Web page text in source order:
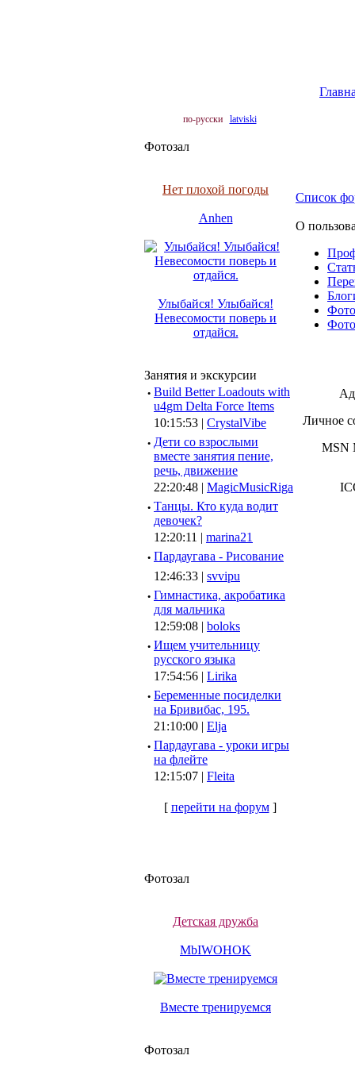
по-русски latviski
Фотозал
Нет плохой погоды
Anhen
Улыбайся! Улыбайся!
Невесомости поверь и
отдайся.
Занятия и экскурсии
· Build Better Loadouts with
u4gm Delta Force Items
10:15:53 | CrystalVibe
· Дети со взрослыми
вместе занятия пение,
речь, движение
22:20:48 | MagicMusicRiga
· Танцы. Кто куда водит
девочек?
12:20:11 | marina21
· Пардаугава - Рисование
12:46:33 | svvipu
· Гимнастика, акробатика
для мальчика
12:59:08 | boloks
· Ищем учительницу
русского языка
17:54:56 | Lirika
· Беременные посиделки
на Бривибас, 195.
21:10:00 | Elja
· Пардаугава - уроки игры
на флейте
12:15:07 | Fleita
[ перейти на форум]
Фотозал
Детская дружба
MbIWOHOK
Вместе тренируемся
Фотозал
Список
О
Личное
MSN